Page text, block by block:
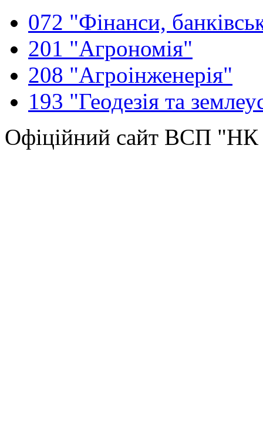
072 "Фінанси,
201 "Агрономія"
208 "Агроінженерія"
193 "Геодезія та
Офіційний сайт ВСП